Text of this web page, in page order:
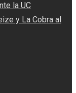
la UC
y La Cobra al